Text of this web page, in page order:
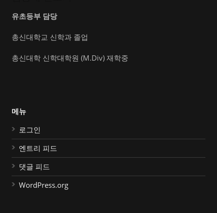
유초등부 담당
총신대학교 신학과 졸업
총신대학 신학대학원 (M.Div) 재학중
메뉴
로그인
엔트리 피드
댓글 피드
WordPress.org